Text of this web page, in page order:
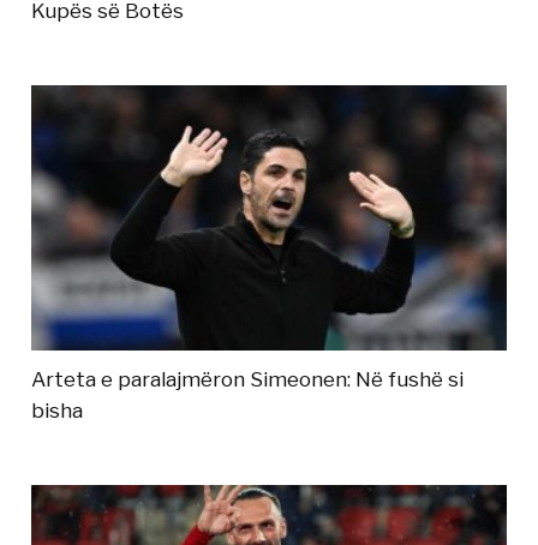
Kupës së Botës
Arteta e paralajmëron Simeonen: Në fushë si
bisha